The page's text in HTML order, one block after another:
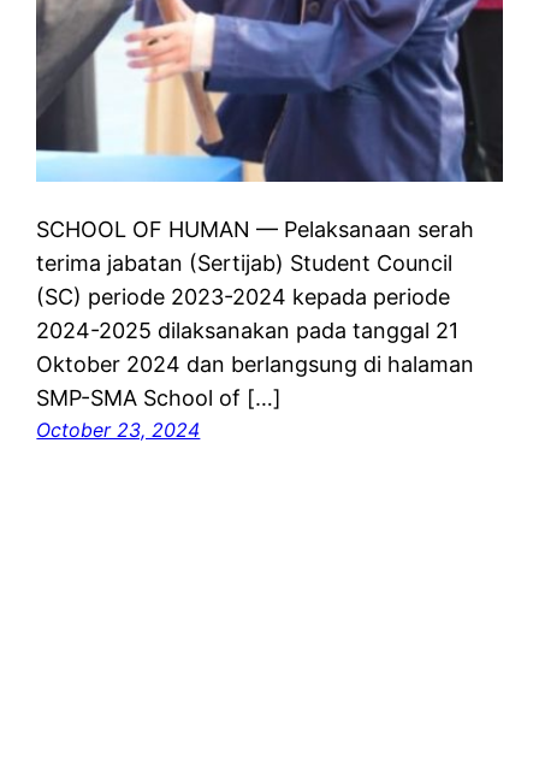
SCHOOL OF HUMAN — Pelaksanaan serah
terima jabatan (Sertijab) Student Council
(SC) periode 2023-2024 kepada periode
2024-2025 dilaksanakan pada tanggal 21
Oktober 2024 dan berlangsung di halaman
SMP-SMA School of […]
October 23, 2024